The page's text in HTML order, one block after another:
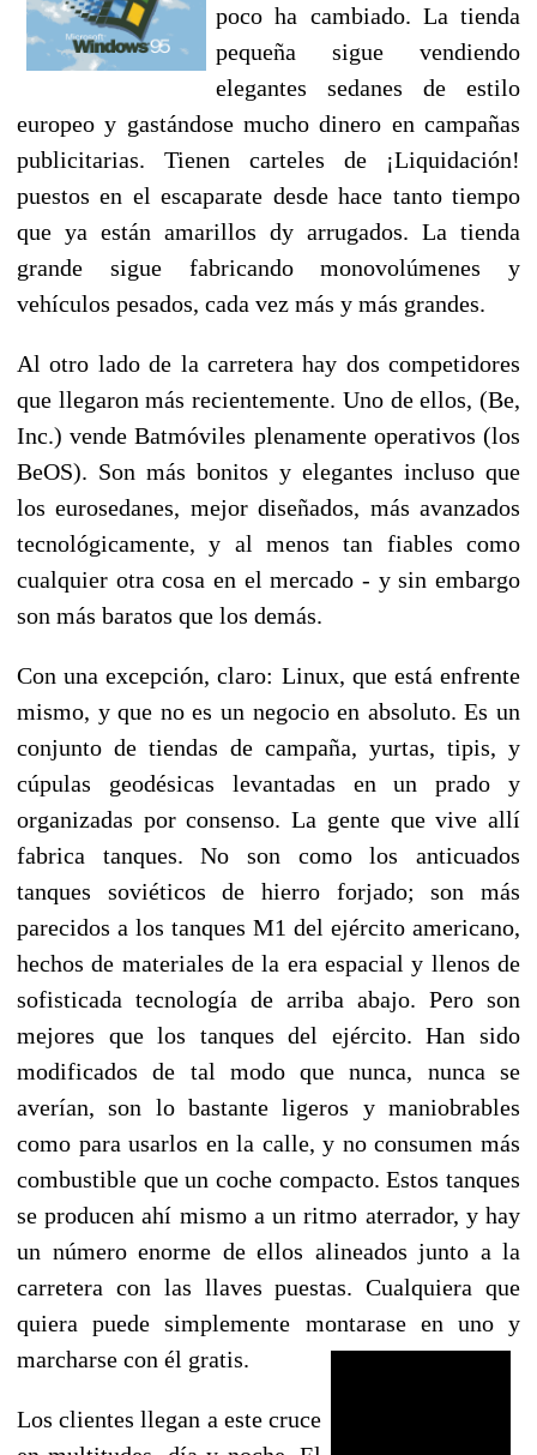
poco ha cambiado. La tienda
pequeña sigue vendiendo
elegantes sedanes de estilo
europeo y gastándose mucho dinero en campañas
publicitarias. Tienen carteles de ¡Liquidación!
puestos en el escaparate desde hace tanto tiempo
que ya están amarillos dy arrugados. La tienda
grande sigue fabricando monovolúmenes y
vehículos pesados, cada vez más y más grandes.
Al otro lado de la carretera hay dos competidores
que llegaron más recientemente. Uno de ellos, (Be,
Inc.) vende Batmóviles plenamente operativos (los
BeOS). Son más bonitos y elegantes incluso que
los eurosedanes, mejor diseñados, más avanzados
tecnológicamente, y al menos tan fiables como
cualquier otra cosa en el mercado - y sin embargo
son más baratos que los demás.
Con una excepción, claro: Linux, que está enfrente
mismo, y que no es un negocio en absoluto. Es un
conjunto de tiendas de campaña, yurtas, tipis, y
cúpulas geodésicas levantadas en un prado y
organizadas por consenso. La gente que vive allí
fabrica tanques. No son como los anticuados
tanques soviéticos de hierro forjado; son más
parecidos a los tanques M1 del ejército americano,
hechos de materiales de la era espacial y llenos de
sofisticada tecnología de arriba abajo. Pero son
mejores que los tanques del ejército. Han sido
modificados de tal modo que nunca, nunca se
averían, son lo bastante ligeros y maniobrables
como para usarlos en la calle, y no consumen más
combustible que un coche compacto. Estos tanques
se producen ahí mismo a un ritmo aterrador, y hay
un número enorme de ellos alineados junto a la
carretera con las llaves puestas. Cualquiera que
quiera puede simplemente montarase en uno y
marcharse con él gratis.
Los clientes llegan a este cruce